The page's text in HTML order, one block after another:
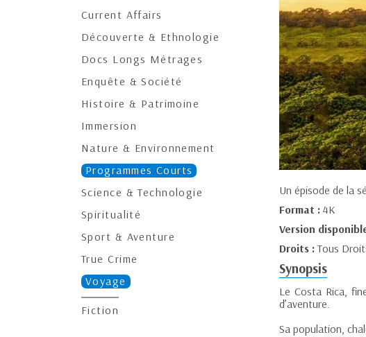
Current Affairs
Découverte & Ethnologie
Docs Longs Métrages
Enquête & Société
Histoire & Patrimoine
Immersion
Nature & Environnement
Programmes Courts
Science & Technologie
Spiritualité
Sport & Aventure
True Crime
Voyage
Fiction
Un épisode de la
Format : 4K
Version
Droits :Tous
Synopsis
Le Costa Rica,
d’aventure.
Sa population,